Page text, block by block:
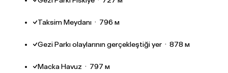
Taksim Meydanı · 796 м
Gezi Parkı olaylarının gerçekleştiği yer · 878 м
Macka Havuz · 797 м